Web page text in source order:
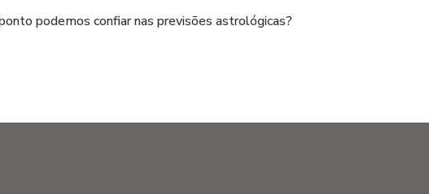
podemos confiar nas previsões astrológicas?